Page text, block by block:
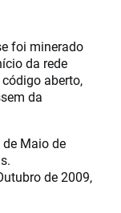
foi minerado
da rede
aberto,
da
Maio de
de 2009,